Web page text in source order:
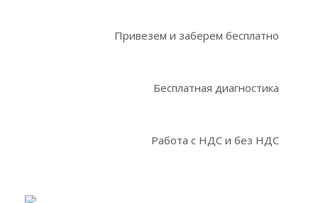
Привезем и заберем бесплатно
Бесплатная диагностика
Работа с НДС и без НДС